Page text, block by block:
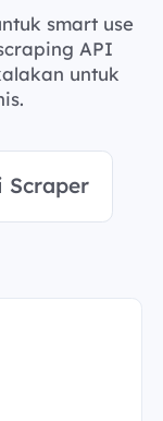
smart use
API
untuk
Scraper